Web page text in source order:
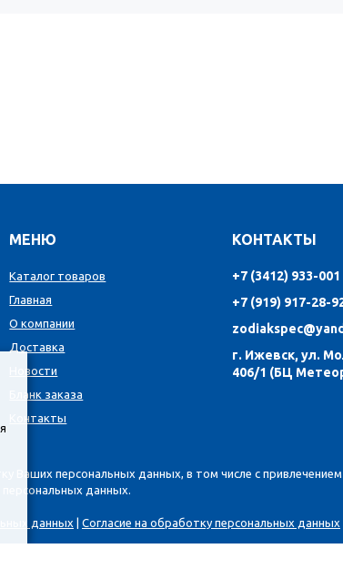
МЕНЮ
Каталог товаров
Главная
О компании
Доставка
Новости
Бланк заказа
Контакты
КОНТАКТЫ
+7 (3412) 933-001
+7 (919) 917-28-
г. Ижевск, ул.
406/1 (БЦ
Ваших персональных данных, в том числе с
персональных данных.
данных Согласие на обработку персональных данных